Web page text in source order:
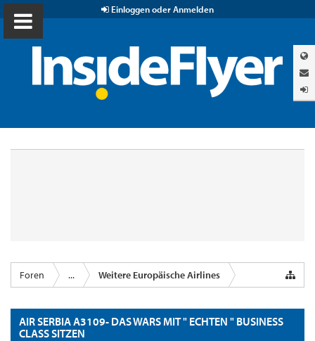
Einloggen oder Anmelden
Foren ... Weitere Europäische Airlines
AIR SERBIA A3109- DAS WARS MIT " ECHTEN " BUSINESS
CLASS SITZEN